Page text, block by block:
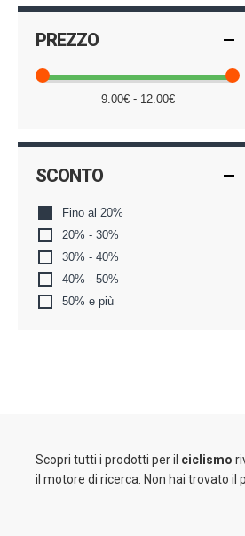
PREZZO
9.00€ - 12.00€
SCONTO
Fino al 20%
20% - 30%
30% - 40%
40% - 50%
50% e più
Scopri tutti i prodotti per il ciclismo
il motore di ricerca. Non hai trovato il